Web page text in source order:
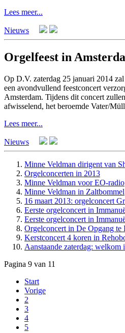
Lees meer...
Nieuws
Orgelfeest in
Op D.V. zaterdag 25 januari 2014
een avondvullend feestconcert
Amsterdam. Tijdens dit concert
afwisselend, het beroemde Vater/
Lees meer...
Nieuws
Minne Veldman dirigent van
Orgelconcerten in 2013
Minne Veldman voor EO-radio
Minne Veldman in Zaltbommel
16 maart 2013: orgelconcert
Eerste orgelconcert in
Eerste orgelconcert in
Orgelconcert in De Opgang te
Kerstconcert 4 koren in
Aanstaande zaterdag: welkom
Pagina 9 van 11
Start
Vorige
2
3
4
5